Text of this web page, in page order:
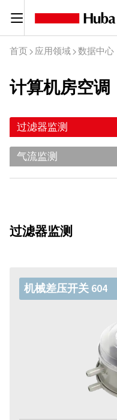
C
首页 I 应用领域 I 数据中心
计算机房空调
过滤器监测
气流监测
过滤器监测
机械差压开关 604